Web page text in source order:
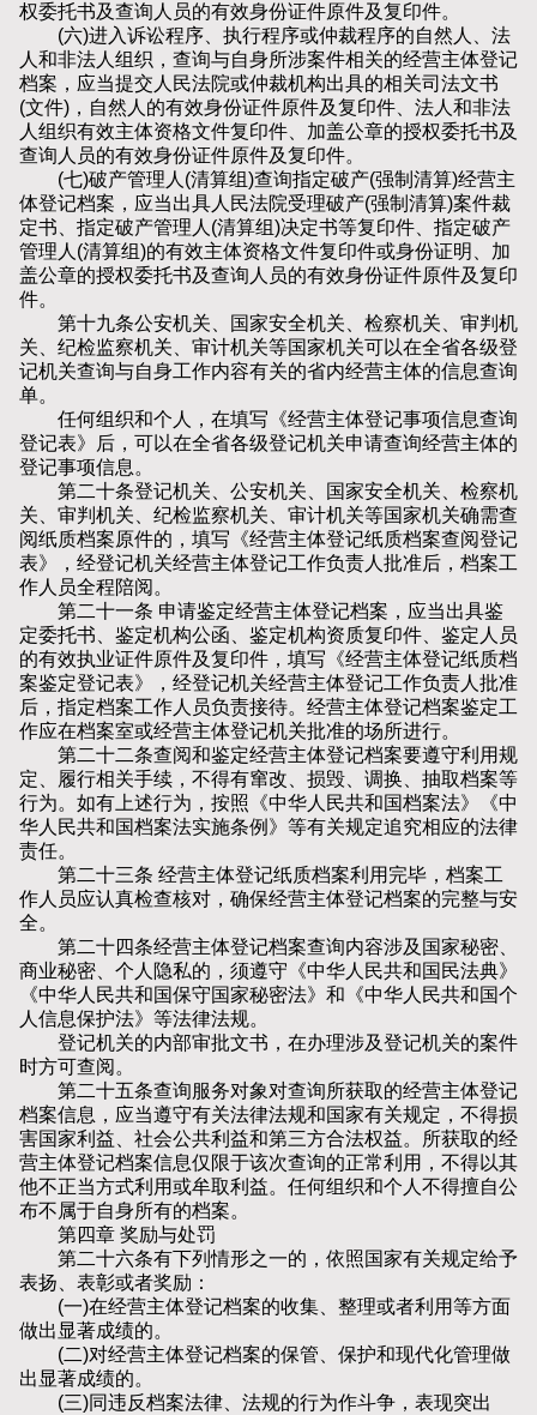
权委托书及查询人员的有效身份证件原件及复印件。
(六)进入诉讼程序、执行程序或仲裁程序的自然人、法
人和非法人组织，查询与自身所涉案件相关的经营主体登记
档案，应当提交人民法院或仲裁机构出具的相关司法文书
(文件)，自然人的有效身份证件原件及复印件、法人和非法
人组织有效主体资格文件复印件、加盖公章的授权委托书及
查询人员的有效身份证件原件及复印件。
(七)破产管理人(清算组)查询指定破产(强制清算)经营主
体登记档案，应当出具人民法院受理破产(强制清算)案件裁
定书、指定破产管理人(清算组)决定书等复印件、指定破产
管理人(清算组)的有效主体资格文件复印件或身份证明、加
盖公章的授权委托书及查询人员的有效身份证件原件及复印
件。
第十九条公安机关、国家安全机关、检察机关、审判机
关、纪检监察机关、审计机关等国家机关可以在全省各级登
记机关查询与自身工作内容有关的省内经营主体的信息查询
单。
任何组织和个人，在填写《经营主体登记事项信息查询
登记表》后，可以在全省各级登记机关申请查询经营主体的
登记事项信息。
第二十条登记机关、公安机关、国家安全机关、检察机
关、审判机关、纪检监察机关、审计机关等国家机关确需查
阅纸质档案原件的，填写《经营主体登记纸质档案查阅登记
表》，经登记机关经营主体登记工作负责人批准后，档案工
作人员全程陪阅。
第二十一条 申请鉴定经营主体登记档案，应当出具鉴
定委托书、鉴定机构公函、鉴定机构资质复印件、鉴定人员
的有效执业证件原件及复印件，填写《经营主体登记纸质档
案鉴定登记表》，经登记机关经营主体登记工作负责人批准
后，指定档案工作人员负责接待。经营主体登记档案鉴定工
作应在档案室或经营主体登记机关批准的场所进行。
第二十二条查阅和鉴定经营主体登记档案要遵守利用规
定、履行相关手续，不得有窜改、损毁、调换、抽取档案等
行为。如有上述行为，按照《中华人民共和国档案法》《中
华人民共和国档案法实施条例》等有关规定追究相应的法律
责任。
第二十三条 经营主体登记纸质档案利用完毕，档案工
作人员应认真检查核对，确保经营主体登记档案的完整与安
全。
第二十四条经营主体登记档案查询内容涉及国家秘密、
商业秘密、个人隐私的，须遵守《中华人民共和国民法典》
《中华人民共和国保守国家秘密法》和《中华人民共和国个
人信息保护法》等法律法规。
登记机关的内部审批文书，在办理涉及登记机关的案件
时方可查阅。
第二十五条查询服务对象对查询所获取的经营主体登记
档案信息，应当遵守有关法律法规和国家有关规定，不得损
害国家利益、社会公共利益和第三方合法权益。所获取的经
营主体登记档案信息仅限于该次查询的正常利用，不得以其
他不正当方式利用或牟取利益。任何组织和个人不得擅自公
布不属于自身所有的档案。
第四章 奖励与处罚
第二十六条有下列情形之一的，依照国家有关规定给予
表扬、表彰或者奖励：
(一)在经营主体登记档案的收集、整理或者利用等方面
做出显著成绩的。
(二)对经营主体登记档案的保管、保护和现代化管理做
出显著成绩的。
(三)同违反档案法律、法规的行为作斗争，表现突出